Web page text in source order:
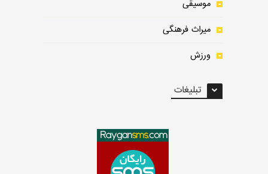
موسیقی
میراث فرهنگی
ورزش
تبلیغات